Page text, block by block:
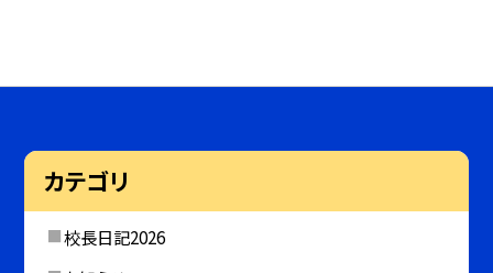
カテゴリ
校長日記2026